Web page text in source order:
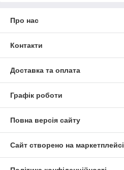
Про нас
Контакти
Доставка та оплата
Графік роботи
Повна версія сайту
Сайт створено на маркетплейсі